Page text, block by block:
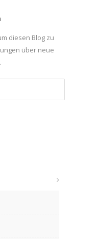
diesen Blog zu
über neue